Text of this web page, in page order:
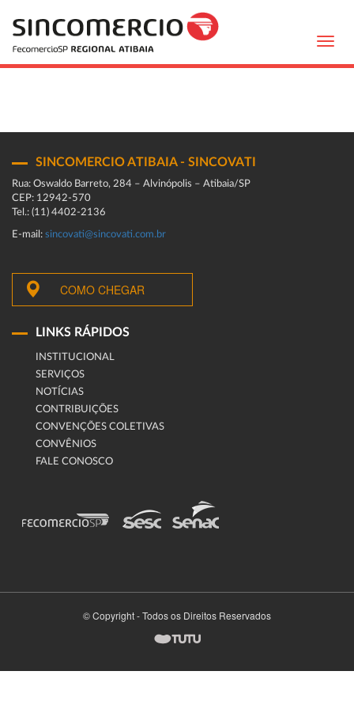
SINCOMERCIO ATIBAIA - SINCOVATI
Rua: Oswaldo Barreto, 284 – Alvinópolis – Atibaia/SP
CEP: 12942-570
Tel.: (11) 4402-2136
E-mail: sincovati@sincovati.com.br
COMO CHEGAR
LINKS RÁPIDOS
INSTITUCIONAL
SERVIÇOS
NOTÍCIAS
CONTRIBUIÇÕES
CONVENÇÕES COLETIVAS
CONVÊNIOS
FALE CONOSCO
© Copyright - Todos os Direitos Reservados